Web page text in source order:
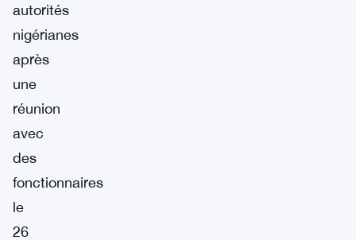
autorités
nigérianes
après
une
réunion
avec
des
fonctionnaires
le
26